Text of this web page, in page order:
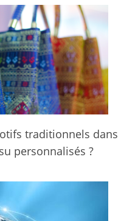
traditionnels dans
personnalisés ?